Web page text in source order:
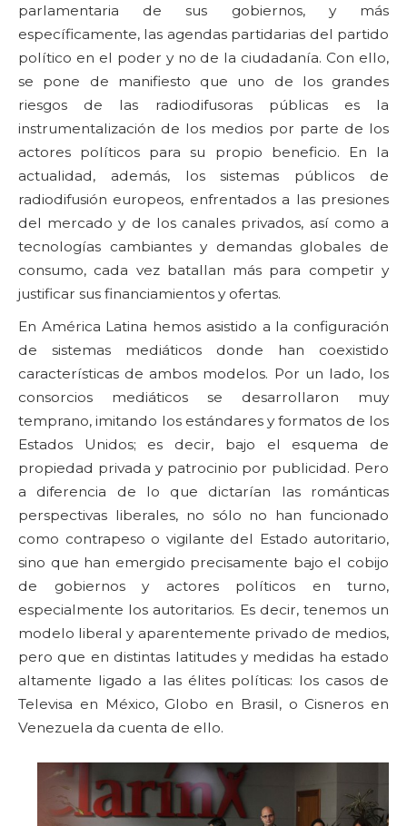
parlamentaria de sus gobiernos, y más
específicamente, las agendas partidarias del partido
político en el poder y no de la ciudadanía. Con ello,
se pone de manifiesto que uno de los grandes
riesgos de las radiodifusoras públicas es la
instrumentalización de los medios por parte de los
actores políticos para su propio beneficio. En la
actualidad, además, los sistemas públicos de
radiodifusión europeos, enfrentados a las presiones
del mercado y de los canales privados, así como a
tecnologías cambiantes y demandas globales de
consumo, cada vez batallan más para competir y
justificar sus financiamientos y ofertas.
En América Latina hemos asistido a la configuración
de sistemas mediáticos donde han coexistido
características de ambos modelos. Por un lado, los
consorcios mediáticos se desarrollaron muy
temprano, imitando los estándares y formatos de los
Estados Unidos; es decir, bajo el esquema de
propiedad privada y patrocinio por publicidad. Pero
a diferencia de lo que dictarían las románticas
perspectivas liberales, no sólo no han funcionado
como contrapeso o vigilante del Estado autoritario,
sino que han emergido precisamente bajo el cobijo
de gobiernos y actores políticos en turno,
especialmente los autoritarios. Es decir, tenemos un
modelo liberal y aparentemente privado de medios,
pero que en distintas latitudes y medidas ha estado
altamente ligado a las élites políticas: los casos de
Televisa en México, Globo en Brasil, o Cisneros en
Venezuela da cuenta de ello.